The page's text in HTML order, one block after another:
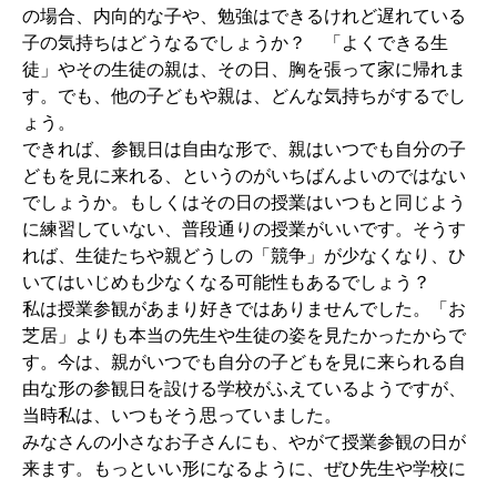
の場合、内向的な子や、勉強はできるけれど遅れている
子の気持ちはどうなるでしょうか？ 「よくできる生
徒」やその生徒の親は、その日、胸を張って家に帰れま
す。でも、他の子どもや親は、どんな気持ちがするでし
ょう。
できれば、参観日は自由な形で、親はいつでも自分の子
どもを見に来れる、というのがいちばんよいのではない
でしょうか。もしくはその日の授業はいつもと同じよう
に練習していない、普段通りの授業がいいです。そうす
れば、生徒たちや親どうしの「競争」が少なくなり、ひ
いてはいじめも少なくなる可能性もあるでしょう？
私は授業参観があまり好きではありませんでした。「お
芝居」よりも本当の先生や生徒の姿を見たかったからで
す。今は、親がいつでも自分の子どもを見に来られる自
由な形の参観日を設ける学校がふえているようですが、
当時私は、いつもそう思っていました。
みなさんの小さなお子さんにも、やがて授業参観の日が
来ます。もっといい形になるように、ぜひ先生や学校に